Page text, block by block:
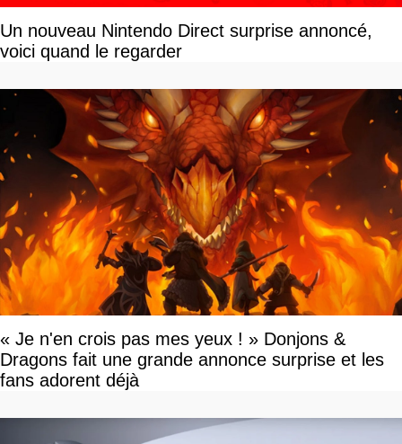
Un nouveau Nintendo Direct surprise annoncé,
voici quand le regarder
« Je n'en crois pas mes yeux ! » Donjons &
Dragons fait une grande annonce surprise et les
fans adorent déjà